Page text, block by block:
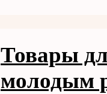
Товары
молодым